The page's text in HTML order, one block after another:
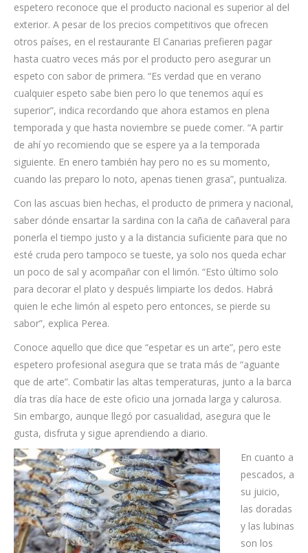
espetero reconoce que el producto nacional es superior al del
exterior. A pesar de los precios competitivos que ofrecen
otros países, en el restaurante El Canarias prefieren pagar
hasta cuatro veces más por el producto pero asegurar un
espeto con sabor de primera. “Es verdad que en verano
cualquier espeto sabe bien pero lo que tenemos aquí es
superior”, indica recordando que ahora estamos en plena
temporada y que hasta noviembre se puede comer. “A partir
de ahí yo recomiendo que se espere ya a la temporada
siguiente. En enero también hay pero no es su momento,
cuando las preparo lo noto, apenas tienen grasa”, puntualiza.
Con las ascuas bien hechas, el producto de primera y nacional,
saber dónde ensartar la sardina con la caña de cañaveral para
ponerla el tiempo justo y a la distancia suficiente para que no
esté cruda pero tampoco se tueste, ya solo nos queda echar
un poco de sal y acompañar con el limón. “Esto último solo
para decorar el plato y después limpiarte los dedos. Habrá
quien le eche limón al espeto pero entonces, se pierde su
sabor”, explica Perea.
Conoce aquello que dice que “espetar es un arte”, pero este
espetero profesional asegura que se trata más de “aguante
que de arte”. Combatir las altas temperaturas, junto a la barca
día tras día hace de este oficio una jornada larga y calurosa.
Sin embargo, aunque llegó por casualidad, asegura que le
gusta, disfruta y sigue aprendiendo a diario.
En cuanto a
pescados, a
su juicio,
las doradas
y las lubinas
son los